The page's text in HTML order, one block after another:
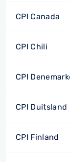
CPI Canada
CPI Chili
CPI
CPI Duitsland
CPI Finland